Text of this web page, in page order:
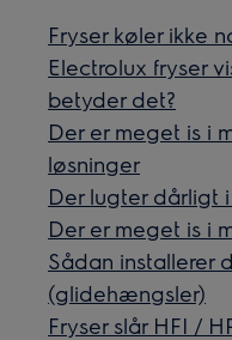
Fryser køler ikke
Electrolux fryser
betyder det?
Der er meget is i
løsninger
Der lugter dårligt
Der er meget is i
Sådan installerer
(glidehængsler)
Fryser slår HFI /